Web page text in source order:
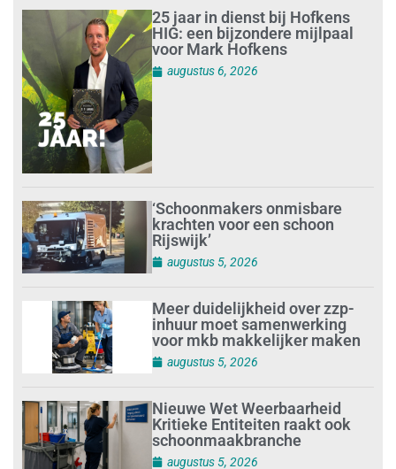
25 jaar in dienst bij Hofkens
HIG: een bijzondere mijlpaal
voor Mark Hofkens
augustus 6, 2026
‘Schoonmakers onmisbare
krachten voor een schoon
Rijswijk’
augustus 5, 2026
Meer duidelijkheid over zzp-
inhuur moet samenwerking
voor mkb makkelijker maken
augustus 5, 2026
Nieuwe Wet Weerbaarheid
Kritieke Entiteiten raakt ook
schoonmaakbranche
augustus 5, 2026